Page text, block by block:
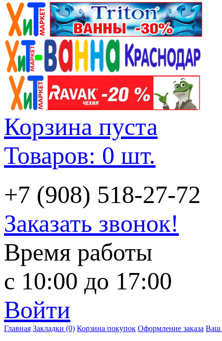
Корзина пуста
Товаров: 0 шт.
+7 (908) 518-27-72
Заказать звонок!
Время работы
с 10:00 до 17:00
Войти
Главная Закладки (0) Корзина покупок Оформление заказа Ваш